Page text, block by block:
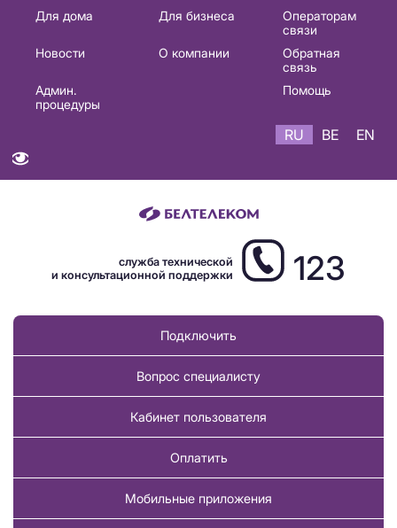
Основная
навигация
Для дома Для бизнеса
Операторам
связи
Новости
О компании
Обратная
связь
Админ.
процедуры
Помощь
RU BE EN
служба технической
и консультационной поддержки
123
Подключить
Вопрос специалисту
Кабинет пользователя
Оплатить
Мобильные приложения